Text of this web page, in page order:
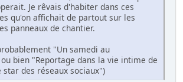
Je rêvais d'habiter dans ces
qu'on affichait de partout sur les
panneaux de chantier.
"Un samedi au
bien "Reportage dans la vie intime de
star des réseaux sociaux")